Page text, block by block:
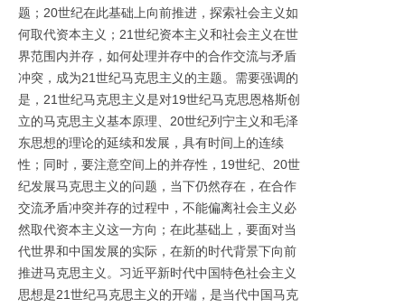
题；20世纪在此基础上向前推进，探索社会主义如
何取代资本主义；21世纪资本主义和社会主义在世
界范围内并存，如何处理并存中的合作交流与矛盾
冲突，成为21世纪马克思主义的主题。需要强调的
是，21世纪马克思主义是对19世纪马克思恩格斯创
立的马克思主义基本原理、20世纪列宁主义和毛泽
东思想的理论的延续和发展，具有时间上的连续
性；同时，要注意空间上的并存性，19世纪、20世
纪发展马克思主义的问题，当下仍然存在，在合作
交流矛盾冲突并存的过程中，不能偏离社会主义必
然取代资本主义这一方向；在此基础上，要面对当
代世界和中国发展的实际，在新的时代背景下向前
推进马克思主义。习近平新时代中国特色社会主义
思想是21世纪马克思主义的开端，是当代中国马克